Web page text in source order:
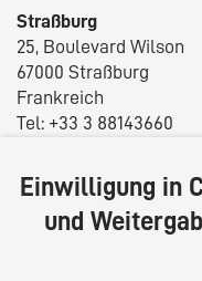
Straßburg
25, Boulevard Wilson
67000 Straßburg
Frankreich
Tel: +33 3 88143660
E-Mail:info@sp-
Über uns
Wir denken über
Einwilligung in
und